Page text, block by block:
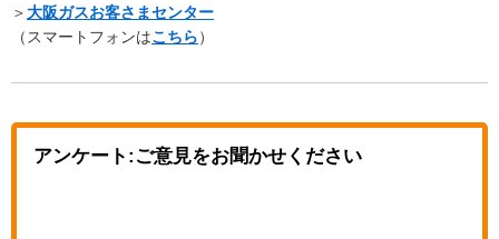
＞大阪ガスお客さまセンター
（スマートフォンはこちら）
アンケート:ご意見をお聞かせください